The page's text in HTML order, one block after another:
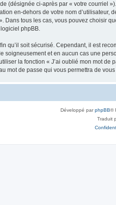
(désignée ci-après par « votre courriel
en-dehors de votre nom
Dans tous les cas, vous pouvez choisir
phpBB.
qu’il soit sécurisé. Cependant, il est
soigneusement et en aucun cas une
la fonction « J’ai oublié mon mot
mot de passe qui vous permettra de
Développé parphpBB®
Traduit